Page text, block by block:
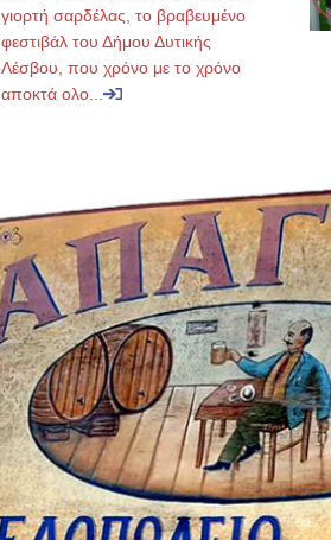
γιορτή σαρδέλας, το βραβευμένο
φεστιβάλ του Δήμου Δυτικής
Λέσβου, που χρόνο με το χρόνο
αποκτά ολο...